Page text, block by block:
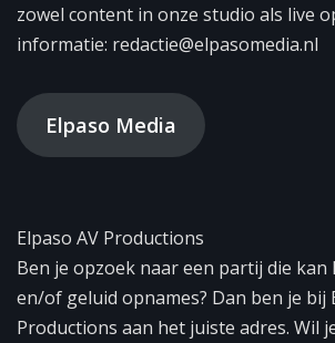
zowel content in onze studio als live
informatie: redactie@elpasomedia.nl
Elpaso Media
Elpaso AV Productions
Ben je opzoek naar een partij die kan
en/of geluid opnames? Dan ben je bij
Productions aan het juiste adres. Wil